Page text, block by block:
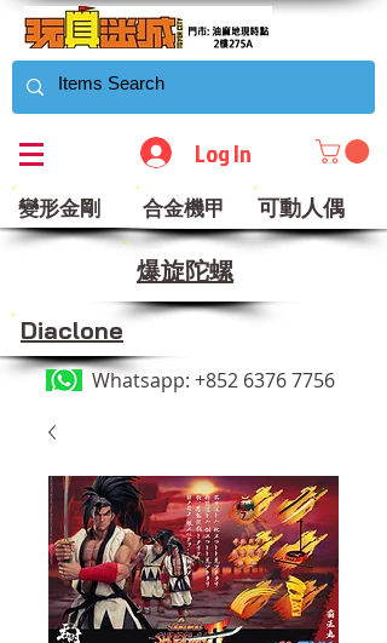
Log In
變形金剛 合金機甲 可動人偶
​爆旋陀螺
Diaclone
Whatsapp: +852 6376 7756